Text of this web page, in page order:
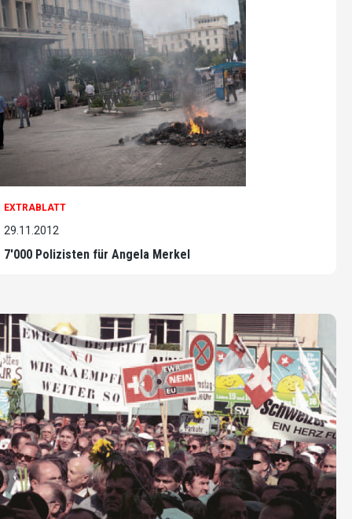
EXTRABLATT
29.11.2012
7'000 Polizisten für Angela Merkel